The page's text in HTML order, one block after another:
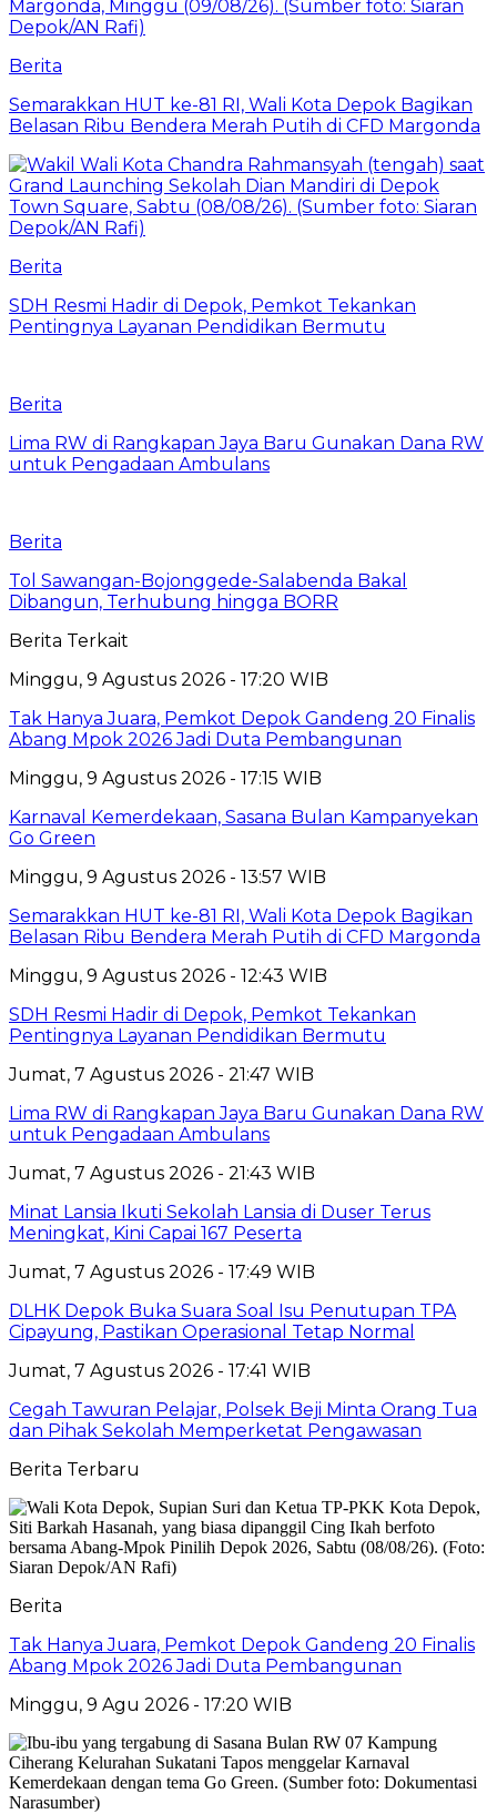
Berita
Semarakkan HUT ke-81 RI, Wali Kota Depok Bagikan
Belasan Ribu Bendera Merah Putih di CFD Margonda
Berita
SDH Resmi Hadir di Depok, Pemkot Tekankan
Pentingnya Layanan Pendidikan Bermutu
Berita
Lima RW di Rangkapan Jaya Baru Gunakan Dana RW
untuk Pengadaan Ambulans
Berita
Tol Sawangan-Bojonggede-Salabenda Bakal
Dibangun, Terhubung hingga BORR
Berita Terkait
Minggu, 9 Agustus 2026 - 17:20 WIB
Tak Hanya Juara, Pemkot Depok Gandeng 20 Finalis
Abang Mpok 2026 Jadi Duta Pembangunan
Minggu, 9 Agustus 2026 - 17:15 WIB
Karnaval Kemerdekaan, Sasana Bulan Kampanyekan
Go Green
Minggu, 9 Agustus 2026 - 13:57 WIB
Semarakkan HUT ke-81 RI, Wali Kota Depok Bagikan
Belasan Ribu Bendera Merah Putih di CFD Margonda
Minggu, 9 Agustus 2026 - 12:43 WIB
SDH Resmi Hadir di Depok, Pemkot Tekankan
Pentingnya Layanan Pendidikan Bermutu
Jumat, 7 Agustus 2026 - 21:47 WIB
Lima RW di Rangkapan Jaya Baru Gunakan Dana RW
untuk Pengadaan Ambulans
Jumat, 7 Agustus 2026 - 21:43 WIB
Minat Lansia Ikuti Sekolah Lansia di Duser Terus
Meningkat, Kini Capai 167 Peserta
Jumat, 7 Agustus 2026 - 17:49 WIB
DLHK Depok Buka Suara Soal Isu Penutupan TPA
Cipayung, Pastikan Operasional Tetap Normal
Jumat, 7 Agustus 2026 - 17:41 WIB
Cegah Tawuran Pelajar, Polsek Beji Minta Orang Tua
dan Pihak Sekolah Memperketat Pengawasan
Berita Terbaru
Berita
Tak Hanya Juara, Pemkot Depok Gandeng 20 Finalis
Abang Mpok 2026 Jadi Duta Pembangunan
Minggu, 9 Agu 2026 - 17:20 WIB